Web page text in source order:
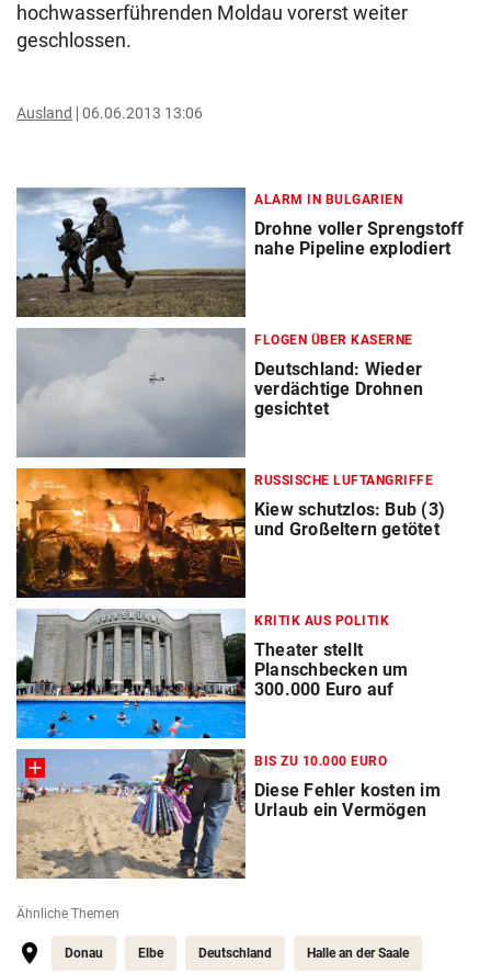
hochwasserführenden Moldau vorerst weiter
geschlossen.
Ausland 06.06.2013 13:06
ALARM IN BULGARIEN
Drohne voller Sprengstoff
nahe Pipeline explodiert
FLOGEN ÜBER KASERNE
Deutschland: Wieder
verdächtige Drohnen
gesichtet
RUSSISCHE LUFTANGRIFFE
Kiew schutzlos: Bub (3)
und Großeltern getötet
KRITIK AUS POLITIK
Theater stellt
Planschbecken um
300.000 Euro auf
BIS ZU 10.000 EURO
Diese Fehler kosten im
Urlaub ein Vermögen
Ähnliche Themen
Donau Elbe Deutschland Halle an der Saale